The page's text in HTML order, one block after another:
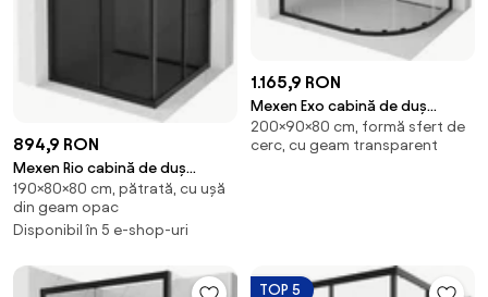
894,9 RON
Mexen Rio cabină de duș
pătrată 80 x 80 cm, grafit,
neagră - 860-080-080-70-40
190×80×80 cm, pătrată, cu ușă
din geam opac
Disponibil în 5 e-shop-uri
1.165,9 RON
Mexen Exo cabină de duș
semicirculară asimetrică de tip
culisant 90 x 80 cm,
200×90×80 cm, formă sfert de
cerc, cu geam transparent
TOP 5